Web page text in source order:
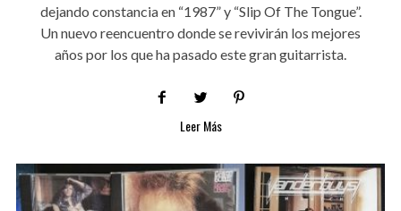
dejando constancia en “1987” y “Slip Of The Tongue”.
Un nuevo reencuentro donde se revivirán los mejores
años por los que ha pasado este gran guitarrista.
Leer Más